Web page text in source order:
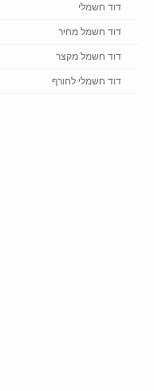
דוד חשמלי
דוד חשמל מחיר
דוד חשמל מקצר
דוד חשמלי לחורף